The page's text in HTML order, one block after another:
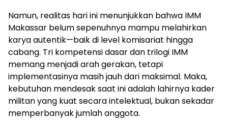
Namun, realitas hari ini menunjukkan bahwa IMM
Makassar belum sepenuhnya mampu melahirkan
karya autentik—baik di level komisariat hingga
cabang. Tri kompetensi dasar dan trilogi IMM
memang menjadi arah gerakan, tetapi
implementasinya masih jauh dari maksimal. Maka,
kebutuhan mendesak saat ini adalah lahirnya kader
militan yang kuat secara intelektual, bukan sekadar
memperbanyak jumlah anggota.